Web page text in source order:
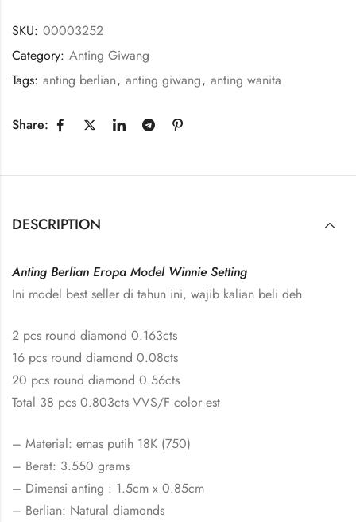
SKU: 00003252
Category: Anting Giwang
Tags: anting berlian, anting giwang, anting wanita
Share:
DESCRIPTION
Anting Berlian Eropa Model Winnie Setting
Ini model best seller di tahun ini, wajib kalian beli deh.
2 pcs round diamond 0.163cts
16 pcs round diamond 0.08cts
20 pcs round diamond 0.56cts
Total 38 pcs 0.803cts VVS/F color est
– Material: emas putih 18K (750)
– Berat: 3.550 grams
– Dimensi anting : 1.5cm x 0.85cm
– Berlian: Natural diamonds